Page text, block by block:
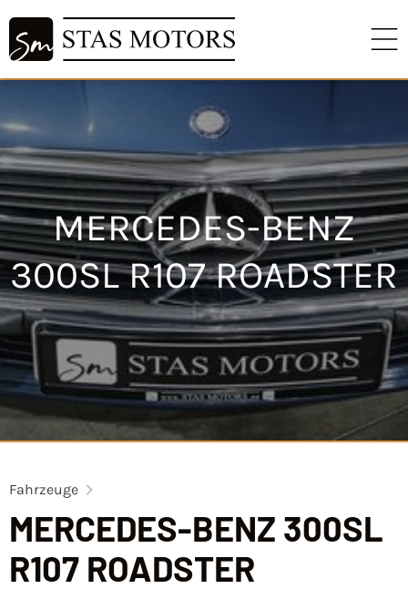
MERCEDES-BENZ
300SL R107 ROADSTER
Fahrzeuge
MERCEDES-BENZ 300SL
R107 ROADSTER